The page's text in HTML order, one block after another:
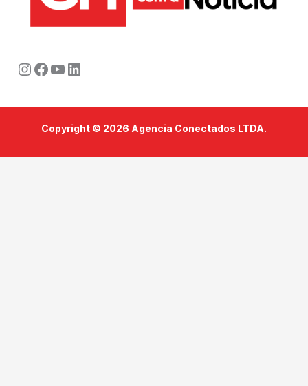
Instagram
Facebook
Youtube
LinkedIn
Copyright © 2026 Agencia Conectados LTDA.